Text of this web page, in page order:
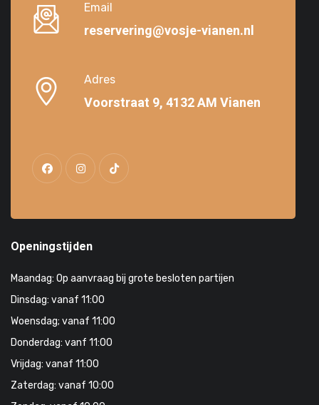
Email
reservering@vosje-vianen.nl
Adres
Voorstraat 9, 4132 AM Vianen
Openingstijden
Maandag: Op aanvraag bij grote besloten partijen
Dinsdag: vanaf 11:00
Woensdag; vanaf 11:00
Donderdag: vanf 11:00
Vrijdag: vanaf 11:00
Zaterdag: vanaf 10:00